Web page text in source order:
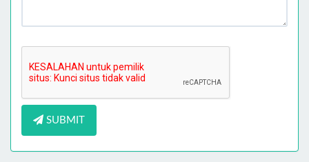
SUBMIT